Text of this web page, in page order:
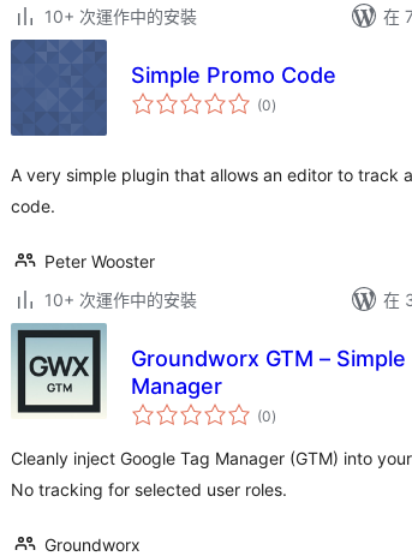
10+ 次運作中的安裝
在
Simple Promo Code
(0總
評)
A very simple plugin that allows an editor to track
code.
Peter Wooster
10+ 次運作中的安裝
在
Groundworx GTM –
Manager
(0總
評)
Cleanly inject Google Tag Manager (GTM) into
No tracking for selected user roles.
Groundworx